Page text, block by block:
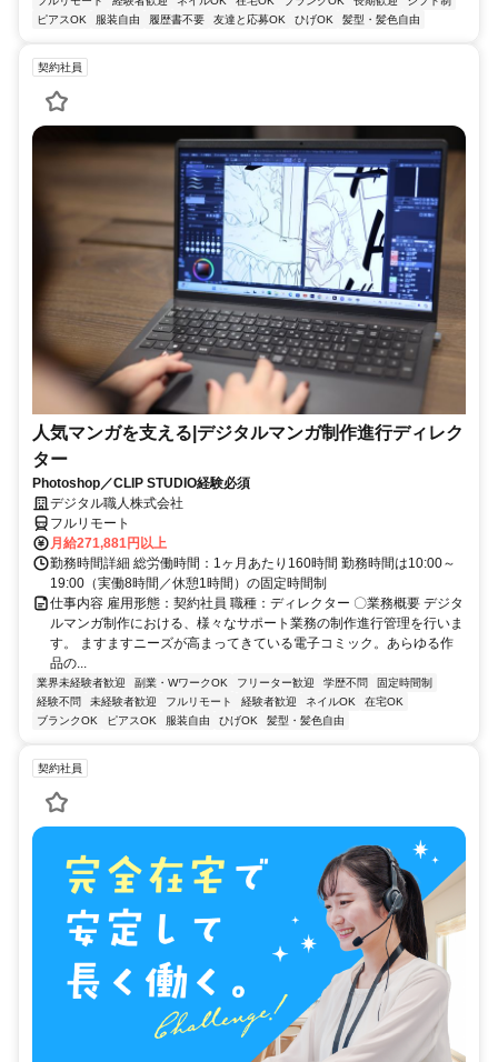
ピアスOK
服装自由 履歴書不要 友達と応募OK ひげOK 髪型・髪色自由
契約社員
人気マンガを支える|デジタルマンガ制作進行ディレク
ター
Photoshop／CLIP STUDIO経験必須
デジタル職人株式会社
フルリモート
月給271,881円以上
勤務時間詳細 総労働時間：1ヶ月あたり160時間 勤務時間は10:00～
19:00（実働8時間／休憩1時間）の固定時間制
仕事内容 雇用形態：契約社員 職種：ディレクター 〇業務概要 デジタ
ルマンガ制作における、様々なサポート業務の制作進行管理を行いま
す。 ますますニーズが高まってきている電子コミック。あらゆる作
品の...
業界未経験者歓迎 副業・WワークOK フリーター歓迎 学歴不問
固定時間制
経験不問
未経験者歓迎 フルリモート 経験者歓迎 ネイルOK
在宅OK
ブランクOK
ピアスOK 服装自由 ひげOK 髪型・髪色自由
契約社員